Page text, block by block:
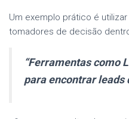
Um exemplo prático é utilizar
tomadores de decisão
“Ferramentas como
para encontrar leads